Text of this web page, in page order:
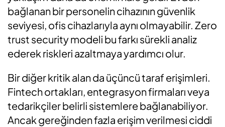
bağlanan bir personelin cihazının güvenlik
seviyesi, ofis cihazlarıyla aynı olmayabilir. Zero
trust security modeli bu farkı sürekli analiz
ederek riskleri azaltmaya yardımcı olur.
Bir diğer kritik alan da üçüncü taraf erişimleri.
Fintech ortakları, entegrasyon firmaları veya
tedarikçiler belirli sistemlere bağlanabiliyor.
Ancak gereğinden fazla erişim verilmesi ciddi